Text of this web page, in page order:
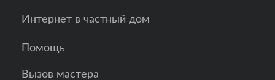
Интернет в частный дом
Помощь
Вызов мастера